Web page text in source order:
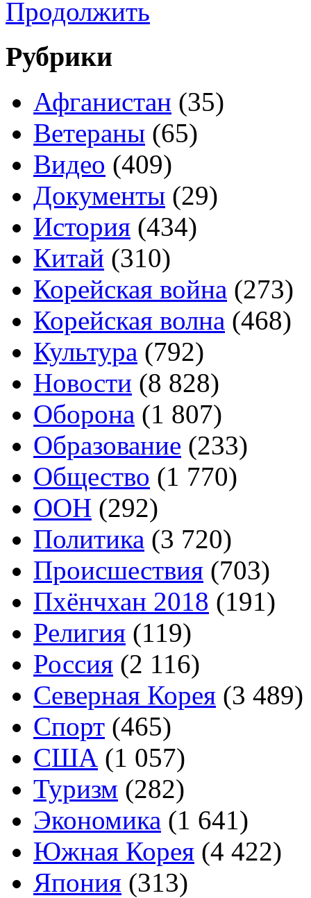
Продолжить
Рубрики
Афганистан (35)
Ветераны (65)
Видео (409)
Документы (29)
История (434)
Китай (310)
Корейская война (273)
Корейская волна (468)
Культура (792)
Новости (8 828)
Оборона (1 807)
Образование (233)
Общество (1 770)
ООН (292)
Политика (3 720)
Происшествия (703)
Пхёнчхан 2018 (191)
Религия (119)
Россия (2 116)
Северная Корея (3 489)
Спорт (465)
США (1 057)
Туризм (282)
Экономика (1 641)
Южная Корея (4 422)
Япония (313)